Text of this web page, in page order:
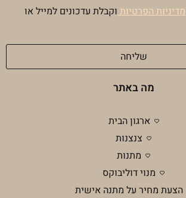
מדיניות הפרטיותוקבלת עדכונים למייל או
שליחה
מה באתר
ארגון הבית
צנצנות
מתנות
מנוי דוליבוקס
הצעת מחיר על מתנה אישית